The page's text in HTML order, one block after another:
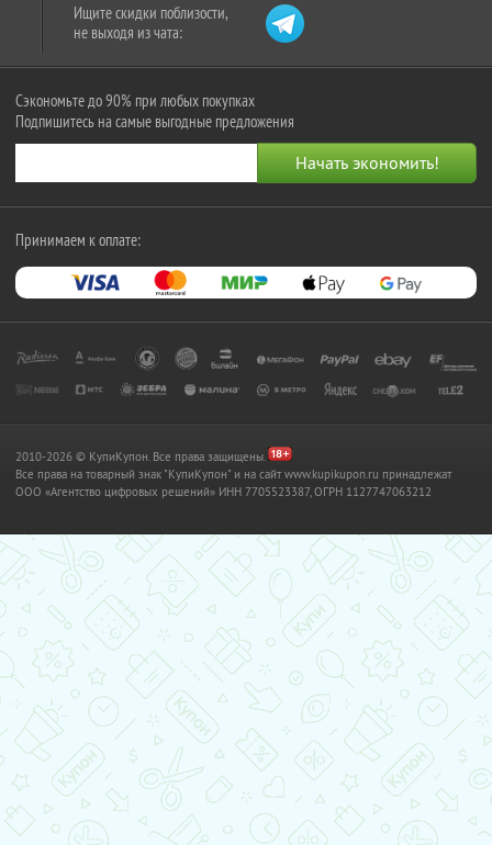
Ищите скидки поблизости,
не выходя из чата:
Сэкономьте до 90% при любых покупках
Подпишитесь на самые выгодные предложения
Принимаем к оплате:
2010-2026 © КупиКупон. Все права защищены.
Все права на товарный знак "КупиКупон" и на сайт www.kupikupon.ru принадлежат
OOO «Агентство цифровых решений» ИНН 7705523387, ОГРН 1127747063212